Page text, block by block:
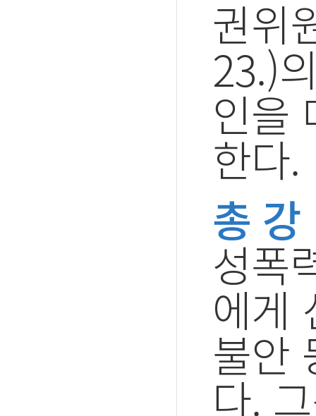
권위
23.)
인을
한다.
총 강
성폭
에게
불안
다.